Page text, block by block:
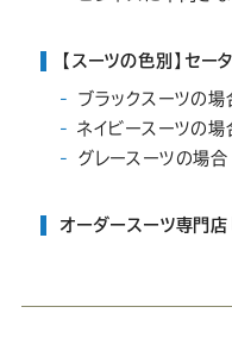
式 式
【スーツの色別】セー
ブラックスーツの場
ネイビースーツの場
グレースーツの場合
オーダースーツ専門